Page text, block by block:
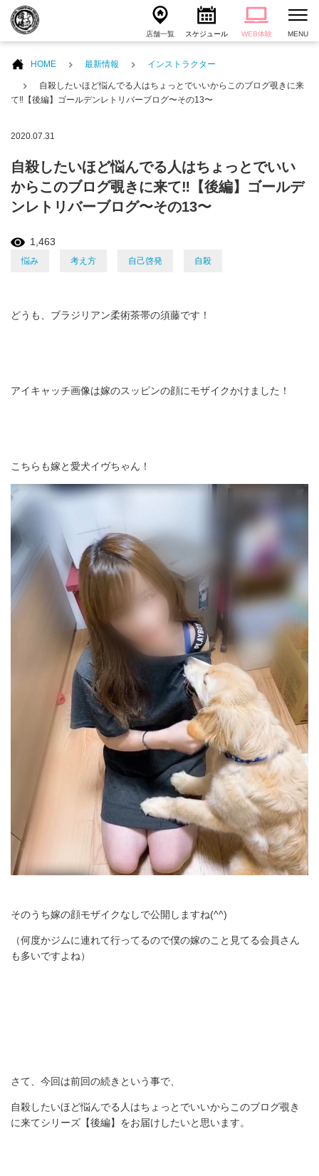
店舗一覧 スケジュール WEB体験 MENU
HOME 最新情報 インストラクター
自殺したいほど悩んでる人はちょっとでいいからこのブログ覗きに来
て‼️【後編】ゴールデンレトリバーブログ〜その13〜
2020.07.31
自殺したいほど悩んでる人はちょっとでいい
からこのブログ覗きに来て‼️【後編】ゴールデ
ンレトリバーブログ〜その13〜
1,463
悩み 考え方 自己啓発 自殺
どうも、ブラジリアン柔術茶帯の須藤です！
アイキャッチ画像は嫁のスッピンの顔にモザイクかけました！
こちらも嫁と愛犬イヴちゃん！
そのうち嫁の顔モザイクなしで公開しますね(^^)
（何度かジムに連れて行ってるので僕の嫁のこと見てる会員さん
も多いですよね）
さて、今回は前回の続きという事で、
自殺したいほど悩んでる人はちょっとでいいからこのブログ覗き
に来てシリーズ【後編】をお届けしたいと思います。